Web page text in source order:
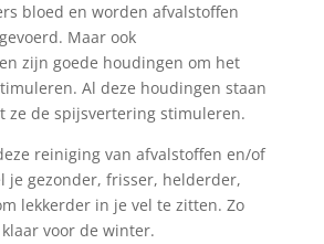
bloed en worden afvalstoffen
Maar ook
zijn goede houdingen om het
Al deze houdingen staan
ze de spijsvertering stimuleren.
reiniging van afvalstoffen en/of
je gezonder, frisser, helderder,
lekkerder in je vel te zitten. Zo
voor de winter.